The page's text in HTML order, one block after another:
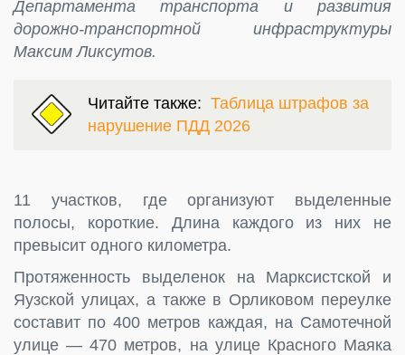
Департамента транспорта и развития
дорожно-транспортной инфраструктуры
Максим Ликсутов.
Читайте также: Таблица штрафов за
нарушение ПДД 2026
11 участков, где организуют выделенные
полосы, короткие. Длина каждого из них не
превысит одного километра.
Протяженность выделенок на Марксистской и
Яузской улицах, а также в Орликовом переулке
составит по 400 метров каждая, на Самотечной
улице — 470 метров, на улице Красного Маяка